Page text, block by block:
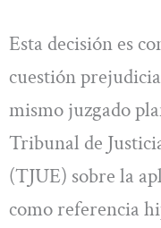
Esta decisión es
cuestión
mismo juzgado
Tribunal de
(TJUE) sobre la
como referencia